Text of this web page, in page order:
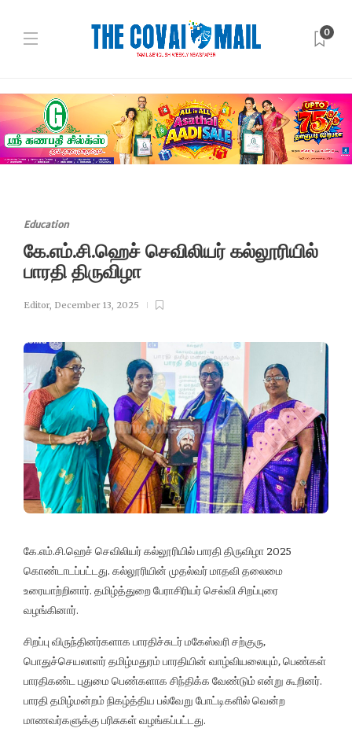
0
Education
கே.எம்.சி.ஹெச் செவிலியர் கல்லூரியில்
பாரதி திருவிழா
Editor, December 13, 2025
கே.எம்.சி.ஹெச் செவிலியர் கல்லூரியில் பாரதி திருவிழா 2025
கொண்டாடப்பட்டது. கல்லூரியின் முதல்வர் மாதவி தலைமை
உரையாற்றினார். தமிழ்த்துறை பேராசிரியர் செல்வி சிறப்புரை
வழங்கினார்.
சிறப்பு விருந்தினர்களாக பாரதிச்சுடர் மகேஸ்வரி சற்குரு,
பொதுச்செயலாளர் தமிழ்மதுரம் பாரதியின் வாழ்வியலையும், பெண்கள்
பாரதிகண்ட புதுமை பெண்களாக சிந்திக்க வேண்டும் என்று கூறினர்.
பாரதி தமிழ்மன்றம் நிகழ்த்திய பல்வேறு போட்டிகளில் வென்ற
மாணவர்களுக்கு பரிசுகள் வழங்கப்பட்டது.